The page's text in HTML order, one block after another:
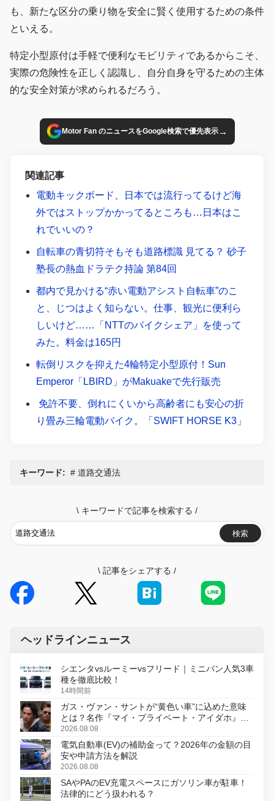
も、新たな区分の乗り物を安全に賢く使用するための条件
といえる。
特定小型原付は手軽で便利なモビリティであるからこそ、
実際の危険性を正しく認識し、自分自身を守るための主体
的な安全対策が求められるだろう。
Motor Fan のニュースをGoogle検索で優先表示→
関連記事
電動キックボード、日本では流行ってるけど海
外ではストップかかってるところも…日本はこ
れでいいの？
自転車の青切符そもそも道路標識 見てる？ 砂子
塾長の熱血ドラテク持論 第84回
都内で見かける“赤い電動アシスト自転車”のこ
と、じつはよく知らない。仕事、観光に便利ら
しいけど……「NTTのバイクシェア」を使って
みた。料金は165円
転倒リスクを抑えた4輪特定小型原付！Sun
Emperor「LBIRD」がMakuakeで先行販売
免許不要、倒れにくいから高齢者にも安心の折
り畳み三輪電動バイク。「SWIFT HORSE K3」
キーワード: 道路交通法
\ キーワードで記事を検索する /
検索
\ 記事をシェアする /
ヘッドラインニュース
シエンタvsルーミーvsフリード｜ミニバン人気3車
種を徹底比較！
14時間前
ガス・ヴァン・サントが“黄色い車”に込めた意味
とは？名作『マイ・プライベート・アイダホ』が
初のデジタルリマスター版で復活
2026.08.08
電気自動車(EV)の補助金って？2026年の金額の目
安や申請方法を解説
2026.08.08
SAやPAのEV充電スペースにガソリン車が駐車！
法律的にどう扱われる？